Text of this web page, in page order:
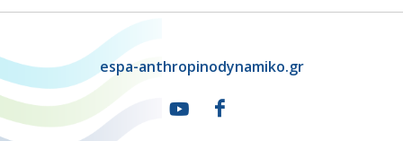
espa-anthropinodynamiko.gr